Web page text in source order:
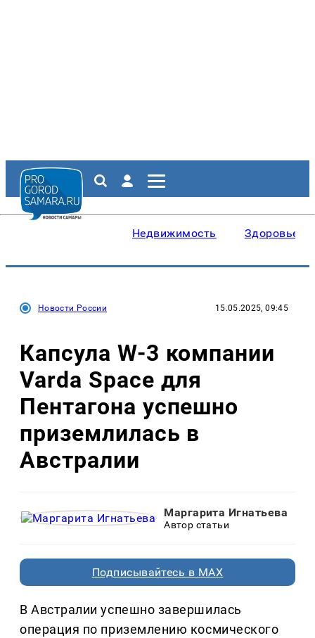
Недвижимость Здоровье
Новости России 15.05.2025, 09:45
Капсула W-3 компании
Varda Space для
Пентагона успешно
приземлилась в
Австралии
Маргарита Игнатьева
Автор статьи
Подписывайтесь в MAX
В Австралии успешно завершилась
операция по приземлению космического